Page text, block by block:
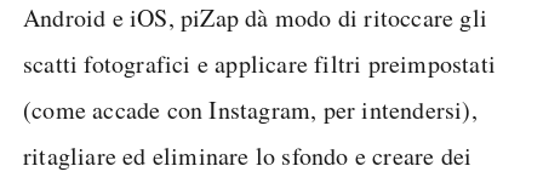
Android e iOS, piZap dà modo di ritoccare gli
scatti fotografici e applicare filtri preimpostati
(come accade con Instagram, per intendersi),
ritagliare ed eliminare lo sfondo e creare dei